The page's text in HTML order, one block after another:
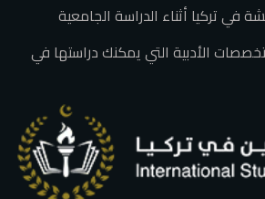
تركيا أثناء الدراسة الجامعية
الأدبية التي يمكنك دراستها في